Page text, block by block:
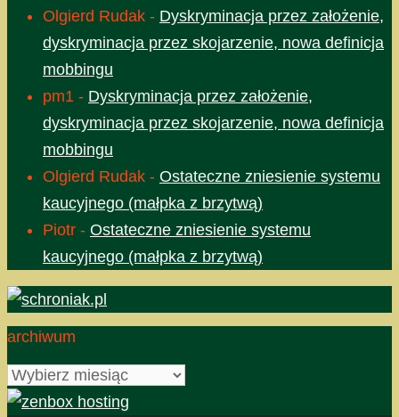
Olgierd Rudak - Dyskryminacja przez założenie,
dyskryminacja przez skojarzenie, nowa definicja
mobbingu
pm1 - Dyskryminacja przez założenie,
dyskryminacja przez skojarzenie, nowa definicja
mobbingu
Olgierd Rudak - Ostateczne zniesienie systemu
kaucyjnego (małpka z brzytwą)
Piotr - Ostateczne zniesienie systemu
kaucyjnego (małpka z brzytwą)
archiwum
archiwum